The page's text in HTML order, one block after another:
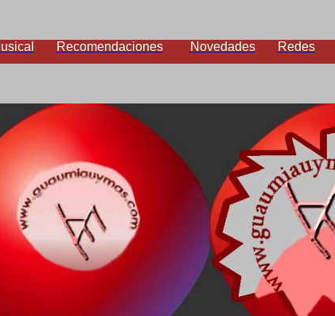
Recomendaciones Novedades Redes